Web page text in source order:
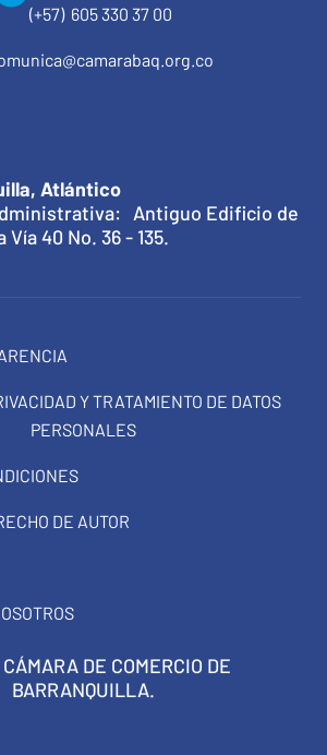
(+57) 605 330 37 00
Atlántico
Antiguo Edificio de
Vía 40 No. 36 - 135.
Y TRATAMIENTO DE DATOS
PERSONALES
DE AUTOR
DE COMERCIO DE
BARRANQUILLA.